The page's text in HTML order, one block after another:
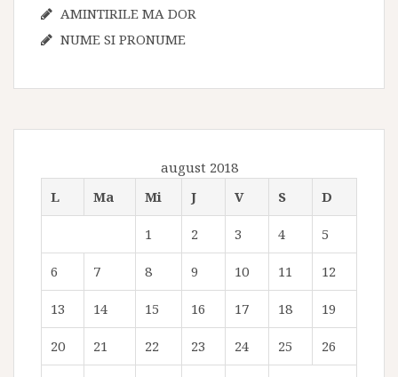
AMINTIRILE MA DOR
NUME SI PRONUME
august 2018
L
Ma Mi J V S D
1 2 3 4 5
6 7 8 9 10 11 12
13 14 15 16 17 18 19
20 21 22 23 24 25 26